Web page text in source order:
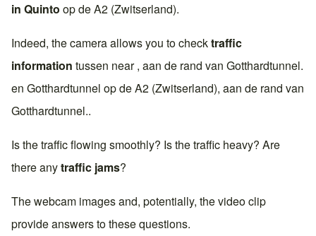
in Quinto op deA2 (Zwitserland).
Indeed, the camera allows you to checktraffic
information tussen near , aan de rand van Gotthardtunnel.
en Gotthardtunnel op deA2 (Zwitserland), aan de rand van
Gotthardtunnel..
Is the traffic flowing smoothly? Is the traffic heavy? Are
there anytraffic jams?
The webcam images and, potentially, the video clip
provide answers to these questions.